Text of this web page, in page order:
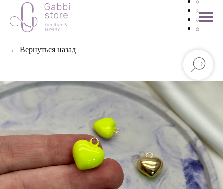
← Вернуться назад